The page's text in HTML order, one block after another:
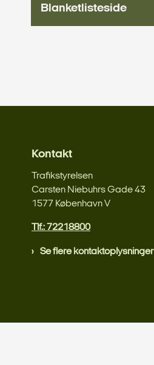
Blanketlisteside
Kontakt
Trafikstyrelsen
Carsten Niebuhrs Gade 43
1577 København V
Tlf.: 72218800
Se flere kontaktoplysninger